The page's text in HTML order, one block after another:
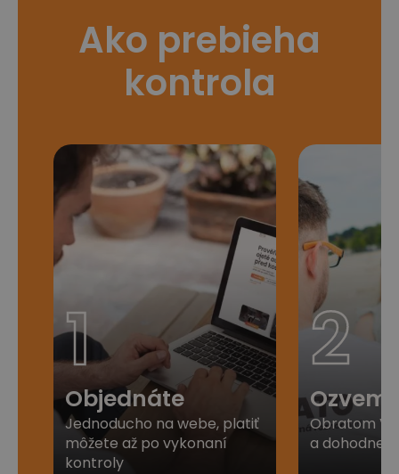
Ako prebieha
kontrola
1
Objednáte
Jednoducho na webe, platiť
môžete až po vykonaní
kontroly
2
Obratom
a